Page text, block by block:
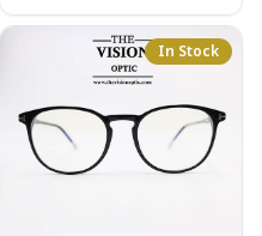
น้ำหนัก : 26 กรัม
อุปกรณ์ : กล่องแว่น, ผ้าเช็ดแว่น
การรับประกัน : 1 ปี
In Stock